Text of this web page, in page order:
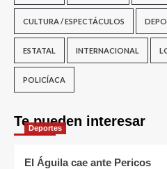
CULTURA / ESPECTÁCULOS
ESTATAL INTERNACIONAL
POLICÍACA
Te pueden interesar
Deportes
El Águila cae ante Pericos